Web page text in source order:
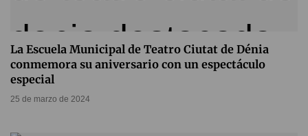
La Escuela Municipal de Teatro Ciutat de Dénia
conmemora su aniversario con un espectáculo
especial
25 de marzo de 2024